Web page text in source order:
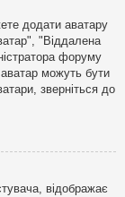
додати аватару
"Віддалена
форуму
можуть бути
зверніться до
відображає